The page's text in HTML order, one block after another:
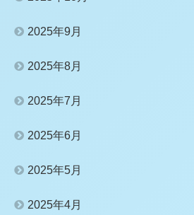
2025年9月
2025年8月
2025年7月
2025年6月
2025年5月
2025年4月